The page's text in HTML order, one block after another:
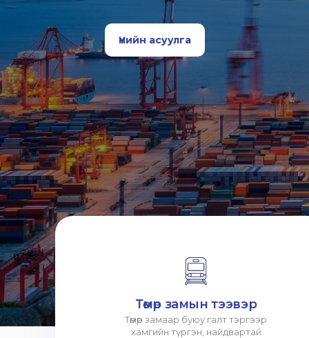
Үнийн асуулга
Төмөр замын тээвэр
Төмөр замаар буюу галт тэргээр
хамгийн түргэн, найдвартай